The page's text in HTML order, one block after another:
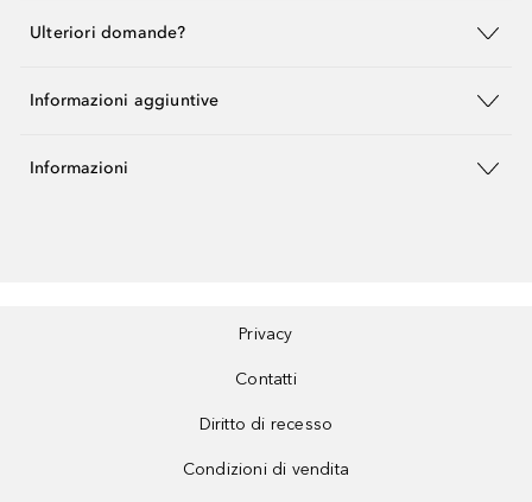
Ulteriori domande?
Informazioni aggiuntive
Informazioni
Privacy
Contatti
Diritto di recesso
Condizioni di vendita